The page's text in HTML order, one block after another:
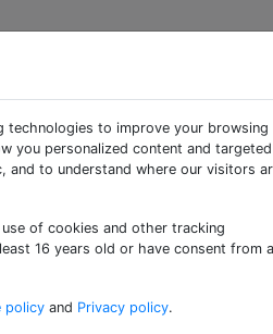
wie ich
auf den
Rezepte forderten, die fein
dieser Schnitt auf den
technologies to improve your browsing
you personalized content and targeted
and to understand where our visitors
of cookies and other tracking
16 years old or have consent from a
policy and Privacy policy.